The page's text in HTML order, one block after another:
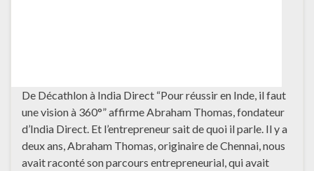
De Décathlon à India Direct “Pour réussir en Inde, il faut
une vision à 360°” affirme Abraham Thomas, fondateur
d’India Direct. Et l’entrepreneur sait de quoi il parle. Il y a
deux ans, Abraham Thomas, originaire de Chennai, nous
avait raconté son parcours entrepreneurial, qui avait